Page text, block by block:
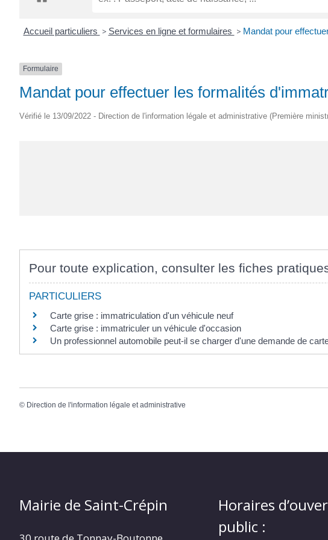
Accueil particuliers > Services en ligne et formulaires > Mandat pour
Formulaire
Mandat pour effectuer les formalités
Vérifié le 13/09/2022 - Direction de l'information légale et administrative (Première
Pour toute explication, consulter les fiches
PARTICULIERS
Carte grise : immatriculation d'un véhicule neuf
Carte grise : immatriculer un véhicule d'occasion
Un professionnel automobile peut-il se charger d'une demande de
© Direction de l'information légale et administrative
Mairie de Saint-Crépin
Horaires
public :